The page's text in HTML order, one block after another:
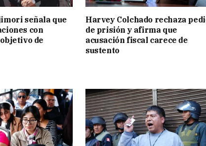
señala que
con
de
Harvey Colchado rechaza
de prisión y afirma que
acusación fiscal carece de
sustento